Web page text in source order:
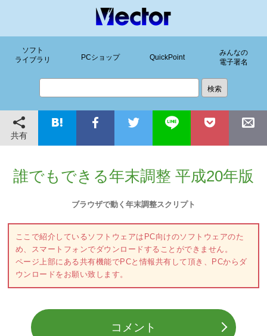
ソフト
ライブラリ
PCショップ QuickPoint
みんなの
電子署名
共有
誰でもできる年末調整 平成20年版
ブラウザで動く年末調整スクリプト
ここで紹介しているソフトウェアはPC向けのソフトウェアのた
め、スマートフォンでダウンロードすることができません。
ページ上部にある共有機能でPCと情報共有して頂き、PCからダ
ウンロードをお願い致します。
コメント